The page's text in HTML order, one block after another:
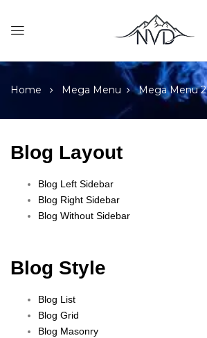
Home Mega Menu Mega Menu 2
Blog Layout
Blog Left Sidebar
Blog Right Sidebar
Blog Without Sidebar
Blog Style
Blog List
Blog Grid
Blog Masonry